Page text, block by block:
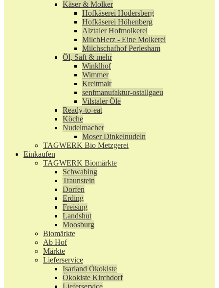
Käser & Molker
Hofkäserei Hodersberg
Hofkäserei Höhenberg
Alztaler Hofmolkerei
MilchHerz - Eine Molkerei
Milchschafhof Perlesham
Öl, Saft & mehr
Winklhof
Wimmer
Kreitmair
senfmanufaktur-ostallgaeu
Vilstaler Öle
Ready-to-eat
Köche
Nudelmacher
Moser Dinkelnudeln
TAGWERK Bio Metzgerei
Einkaufen
TAGWERK Biomärkte
Schwabing
Traunstein
Dorfen
Erding
Freising
Landshut
Moosburg
Biomärkte
Ab Hof
Märkte
Lieferservice
Isarland Ökokiste
Ökokiste Kirchdorf
Lieferservice